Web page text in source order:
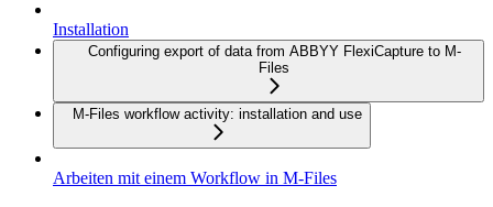
Installation
Configuring export of data from ABBYY FlexiCapture to M-
Files
M-Files workflow activity: installation and use
Arbeiten mit einem Workflow in M-Files